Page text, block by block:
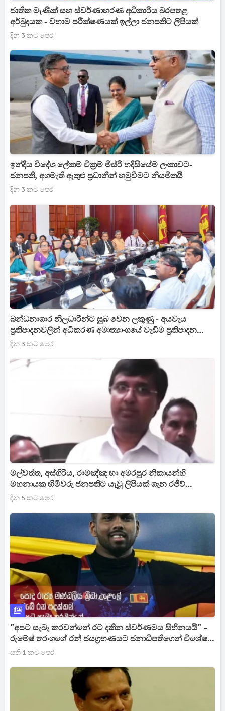
ජාතික මැණික් සහ ස්වර්ණාභරණ අධිකාරිය බරපතළ
අර්බුදයක - වහාම පරීක්ෂණයක් ඉල්ලා ජනපතිට ලිපියක්
දින 3 කට පෙර
ඉන්දීය විදේශ ලේකම් වික්‍රම් මිස්රි හදිසියේම ලංකාවට-
ජනපති, අගමැති ඇතුළු ප්‍රධානීන් හමුවීමට නියමිතයි
දින 3 කට පෙර
බන්ධනාගාර නිලධාරීන්ට සුබ වෙන ලකුණු - අයවැය
ප්‍රතිපාදනවලින් අධිකරණ අමාත්‍යාංශයේ වැඩිම ප්‍රතිපාදන
බන්ධනාගාර දෙපාර්තමේන්තුවට‍
දින 3 කට පෙර
මල්වත්ත, අස්ගිරිය, රාමඤ්ඤ හා අමරපුර නිකායන්හි
මහනායක හිමිවරු ජනපතිට යැවූ ලිපියක් ගැන රජීව්
අමරසූරිය රටටම එළි කරයි
දින 5 කට පෙර
"අපට සැබෑ කරවන්නේ රට දකින ස්වර්ණමය සිහිනයයි" –
රුමේෂ් තරංගගේ රන් ජයග්‍රහණයට ජනාධිපතිගෙන් විශේෂ
සුබ පැතුමක්
සති 1 කට පෙර